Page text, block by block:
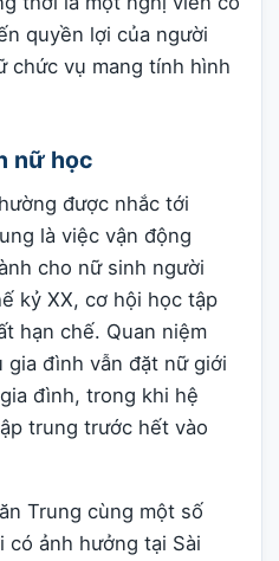
quyền lợi của người
chức vụ mang tính hình
nữ học
được nhắc tới
là việc vận động
cho nữ sinh người
kỷ XX, cơ hội học tập
hạn chế. Quan niệm
đình vẫn đặt nữ giới
đình, trong khi hệ
trung trước hết vào
Trung cùng một số
có ảnh hưởng tại Sài